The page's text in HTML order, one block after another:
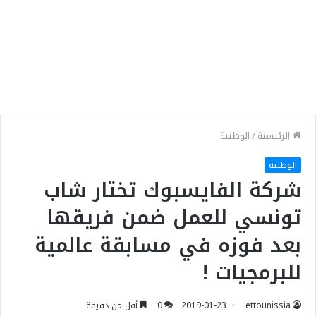
الرئيسية/الوطنية
الوطنية
شركة الفايسبوك تختار شاب
تونسي للعمل ضمن فريقها
بعد فوزه في مسابقة عالمية
للبرمجيات !
ettounissia
2019-01-23
0 أقل من دقيقة